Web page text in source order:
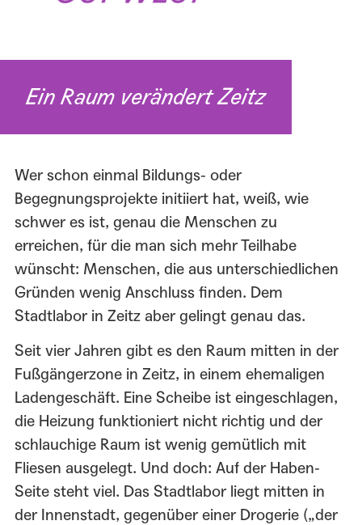
Ein Raum verändert Zeitz
Wer schon einmal Bildungs- oder
Begegnungsprojekte initiiert hat, weiß, wie
schwer es ist, genau die Menschen zu
erreichen, für die man sich mehr Teilhabe
wünscht: Menschen, die aus unterschiedlichen
Gründen wenig Anschluss finden. Dem
Stadtlabor in Zeitz aber gelingt genau das.
Seit vier Jahren gibt es den Raum mitten in der
Fußgängerzone in Zeitz, in einem ehemaligen
Ladengeschäft. Eine Scheibe ist eingeschlagen,
die Heizung funktioniert nicht richtig und der
schlauchige Raum ist wenig gemütlich mit
Fliesen ausgelegt. Und doch: Auf der Haben-
Seite steht viel. Das Stadtlabor liegt mitten in
der Innenstadt, gegenüber einer Drogerie („der